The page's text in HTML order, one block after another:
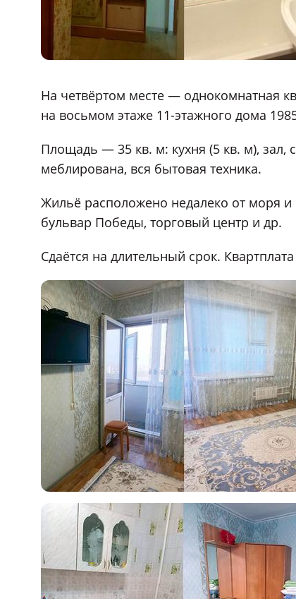
На четвёртом месте — однокомнатная
на восьмом этаже 11-этажного дома
Площадь — 35 кв. м: кухня (5 кв. м), зал,
меблирована, вся бытовая техника.
Жильё расположено недалеко от моря
бульвар Победы, торговый центр и др.
Сдаётся на длительный срок.